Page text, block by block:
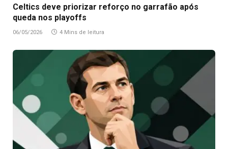
Celtics deve priorizar reforço no garrafão após
queda nos playoffs
06/05/2026 4 Mins de leitura